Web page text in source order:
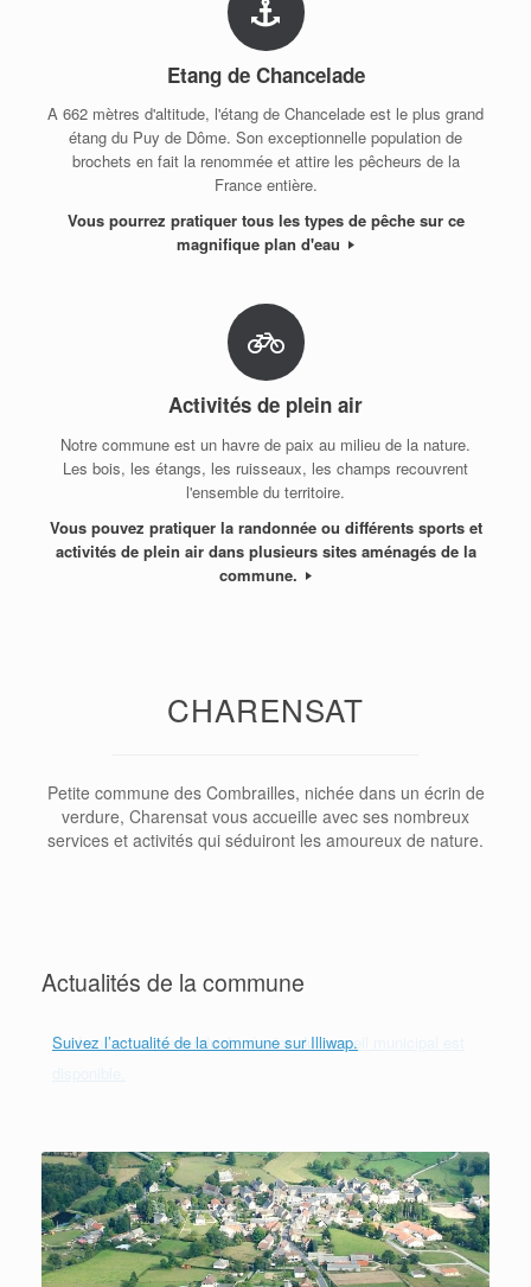
Etang de Chancelade
A 662 mètres d'altitude, l'étang de Chancelade est le plus grand
étang du Puy de Dôme. Son exceptionnelle population de
brochets en fait la renommée et attire les pêcheurs de la
France entière.
Vous pourrez pratiquer tous les types de pêche sur ce
magnifique plan d'eau
Activités de plein air
Notre commune est un havre de paix au milieu de la nature.
Les bois, les étangs, les ruisseaux, les champs recouvrent
l'ensemble du territoire.
Vous pouvez pratiquer la randonnée ou différents sports et
activités de plein air dans plusieurs sites aménagés de la
commune.
CHARENSAT
Petite commune des Combrailles, nichée dans un écrin de
verdure, Charensat vous accueille avec ses nombreux
services et activités qui séduiront les amoureux de nature.
Actualités de la commune
Suivez l’actualité de la commune sur Illiwap.